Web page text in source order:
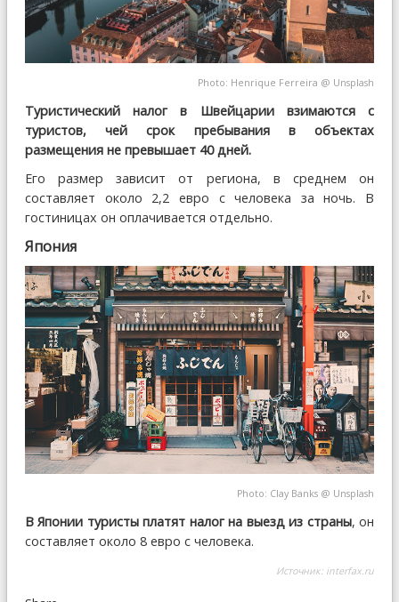
Photo: Henrique Ferreira @ Unsplash
Туристический налог в Швейцарии взимаются с
туристов, чей срок пребывания в объектах
размещения не превышает 40 дней.
Его размер зависит от региона, в среднем он
составляет около 2,2 евро с человека за ночь. В
гостиницах он оплачивается отдельно.
Япония
Photo: Clay Banks @ Unsplash
В Японии туристы платят налог на выезд из страны, он
составляет около 8 евро с человека.
Источник: interfax.ru